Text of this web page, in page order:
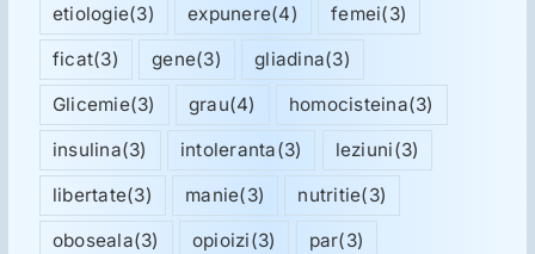
etiologie(3) expunere(4) femei(3)
ficat(3) gene(3) gliadina(3)
Glicemie(3) grau(4) homocisteina(3)
insulina(3) intoleranta(3) leziuni(3)
libertate(3) manie(3) nutritie(3)
oboseala(3) opioizi(3) par(3)